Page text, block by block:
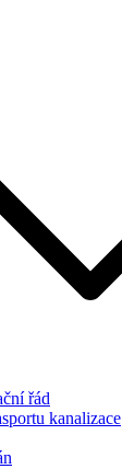
řád
kanalizace